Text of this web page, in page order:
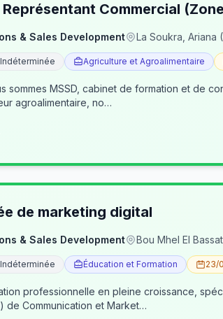
Commercial
& Sales Development La Soukra, Ariana
Agriculture et Agroalimentaire
sommes MSSD, cabinet de formation et de
agroalimentaire, no…
de marketing digital
& Sales Development Bou Mhel El
Éducation et Formation 23/
professionnelle en pleine croissance,
de Communication et Market…